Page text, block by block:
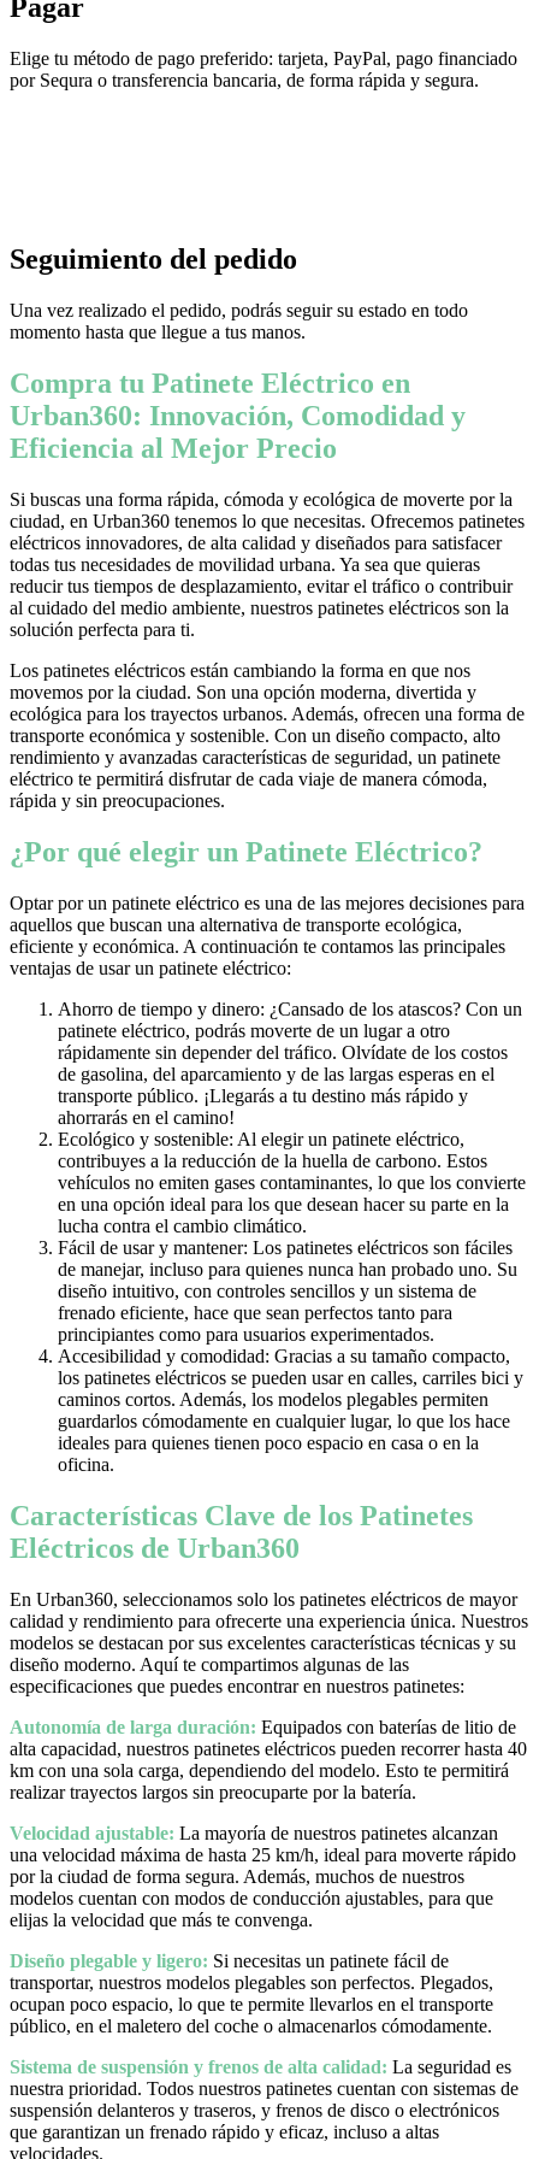
Pagar
Elige tu método de pago preferido: tarjeta, PayPal, pago financiado
por Sequra o transferencia bancaria, de forma rápida y segura.
Seguimiento del pedido
Una vez realizado el pedido, podrás seguir su estado en todo
momento hasta que llegue a tus manos.
Compra tu Patinete Eléctrico en
Urban360: Innovación, Comodidad y
Eficiencia al Mejor Precio
Si buscas una forma rápida, cómoda y ecológica de moverte por la
ciudad, en Urban360 tenemos lo que necesitas. Ofrecemos patinetes
eléctricos innovadores, de alta calidad y diseñados para satisfacer
todas tus necesidades de movilidad urbana. Ya sea que quieras
reducir tus tiempos de desplazamiento, evitar el tráfico o contribuir
al cuidado del medio ambiente, nuestros patinetes eléctricos son la
solución perfecta para ti.
Los patinetes eléctricos están cambiando la forma en que nos
movemos por la ciudad. Son una opción moderna, divertida y
ecológica para los trayectos urbanos. Además, ofrecen una forma de
transporte económica y sostenible. Con un diseño compacto, alto
rendimiento y avanzadas características de seguridad, un patinete
eléctrico te permitirá disfrutar de cada viaje de manera cómoda,
rápida y sin preocupaciones.
¿Por qué elegir un Patinete Eléctrico?
Optar por un patinete eléctrico es una de las mejores decisiones para
aquellos que buscan una alternativa de transporte ecológica,
eficiente y económica. A continuación te contamos las principales
ventajas de usar un patinete eléctrico:
Ahorro de tiempo y dinero: ¿Cansado de los atascos? Con un
patinete eléctrico, podrás moverte de un lugar a otro
rápidamente sin depender del tráfico. Olvídate de los costos
de gasolina, del aparcamiento y de las largas esperas en el
transporte público. ¡Llegarás a tu destino más rápido y
ahorrarás en el camino!
Ecológico y sostenible: Al elegir un patinete eléctrico,
contribuyes a la reducción de la huella de carbono. Estos
vehículos no emiten gases contaminantes, lo que los convierte
en una opción ideal para los que desean hacer su parte en la
lucha contra el cambio climático.
Fácil de usar y mantener: Los patinetes eléctricos son fáciles
de manejar, incluso para quienes nunca han probado uno. Su
diseño intuitivo, con controles sencillos y un sistema de
frenado eficiente, hace que sean perfectos tanto para
principiantes como para usuarios experimentados.
Accesibilidad y comodidad: Gracias a su tamaño compacto,
los patinetes eléctricos se pueden usar en calles, carriles bici y
caminos cortos. Además, los modelos plegables permiten
guardarlos cómodamente en cualquier lugar, lo que los hace
ideales para quienes tienen poco espacio en casa o en la
oficina.
Características Clave de los Patinetes
Eléctricos de Urban360
En Urban360, seleccionamos solo los patinetes eléctricos de mayor
calidad y rendimiento para ofrecerte una experiencia única. Nuestros
modelos se destacan por sus excelentes características técnicas y su
diseño moderno. Aquí te compartimos algunas de las
especificaciones que puedes encontrar en nuestros patinetes:
Autonomía de larga duración: Equipados con baterías de litio de
alta capacidad, nuestros patinetes eléctricos pueden recorrer hasta 40
km con una sola carga, dependiendo del modelo. Esto te permitirá
realizar trayectos largos sin preocuparte por la batería.
Velocidad ajustable: La mayoría de nuestros patinetes alcanzan
una velocidad máxima de hasta 25 km/h, ideal para moverte rápido
por la ciudad de forma segura. Además, muchos de nuestros
modelos cuentan con modos de conducción ajustables, para que
elijas la velocidad que más te convenga.
Diseño plegable y ligero: Si necesitas un patinete fácil de
transportar, nuestros modelos plegables son perfectos. Plegados,
ocupan poco espacio, lo que te permite llevarlos en el transporte
público, en el maletero del coche o almacenarlos cómodamente.
Sistema de suspensión y frenos de alta calidad: La seguridad es
nuestra prioridad. Todos nuestros patinetes cuentan con sistemas de
suspensión delanteros y traseros, y frenos de disco o electrónicos
que garantizan un frenado rápido y eficaz, incluso a altas
velocidades.